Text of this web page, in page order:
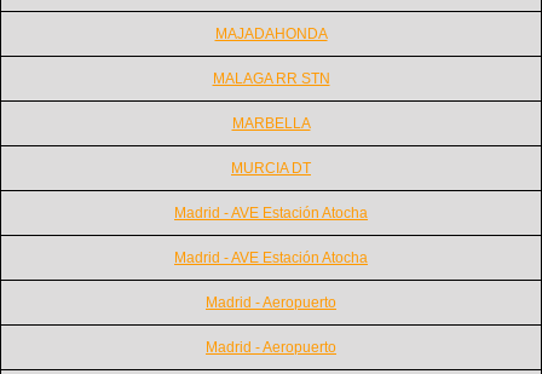
MAJADAHONDA
MALAGA RR STN
MARBELLA
MURCIA DT
Madrid - AVE Estación Atocha
Madrid - AVE Estación Atocha
Madrid - Aeropuerto
Madrid - Aeropuerto